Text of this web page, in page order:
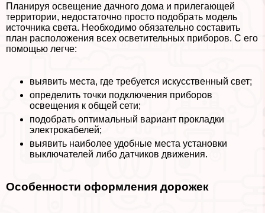
Планируя освещение дачного дома и прилегающей
территории, недостаточно просто подобрать модель
источника света. Необходимо обязательно составить
план расположения всех осветительных приборов. С его
помощью легче:
выявить места, где требуется искусственный свет;
определить точки подключения приборов
освещения к общей сети;
подобрать оптимальный вариант прокладки
электрокабелей;
выявить наиболее удобные места установки
выключателей либо датчиков движения.
Особенности оформления дорожек